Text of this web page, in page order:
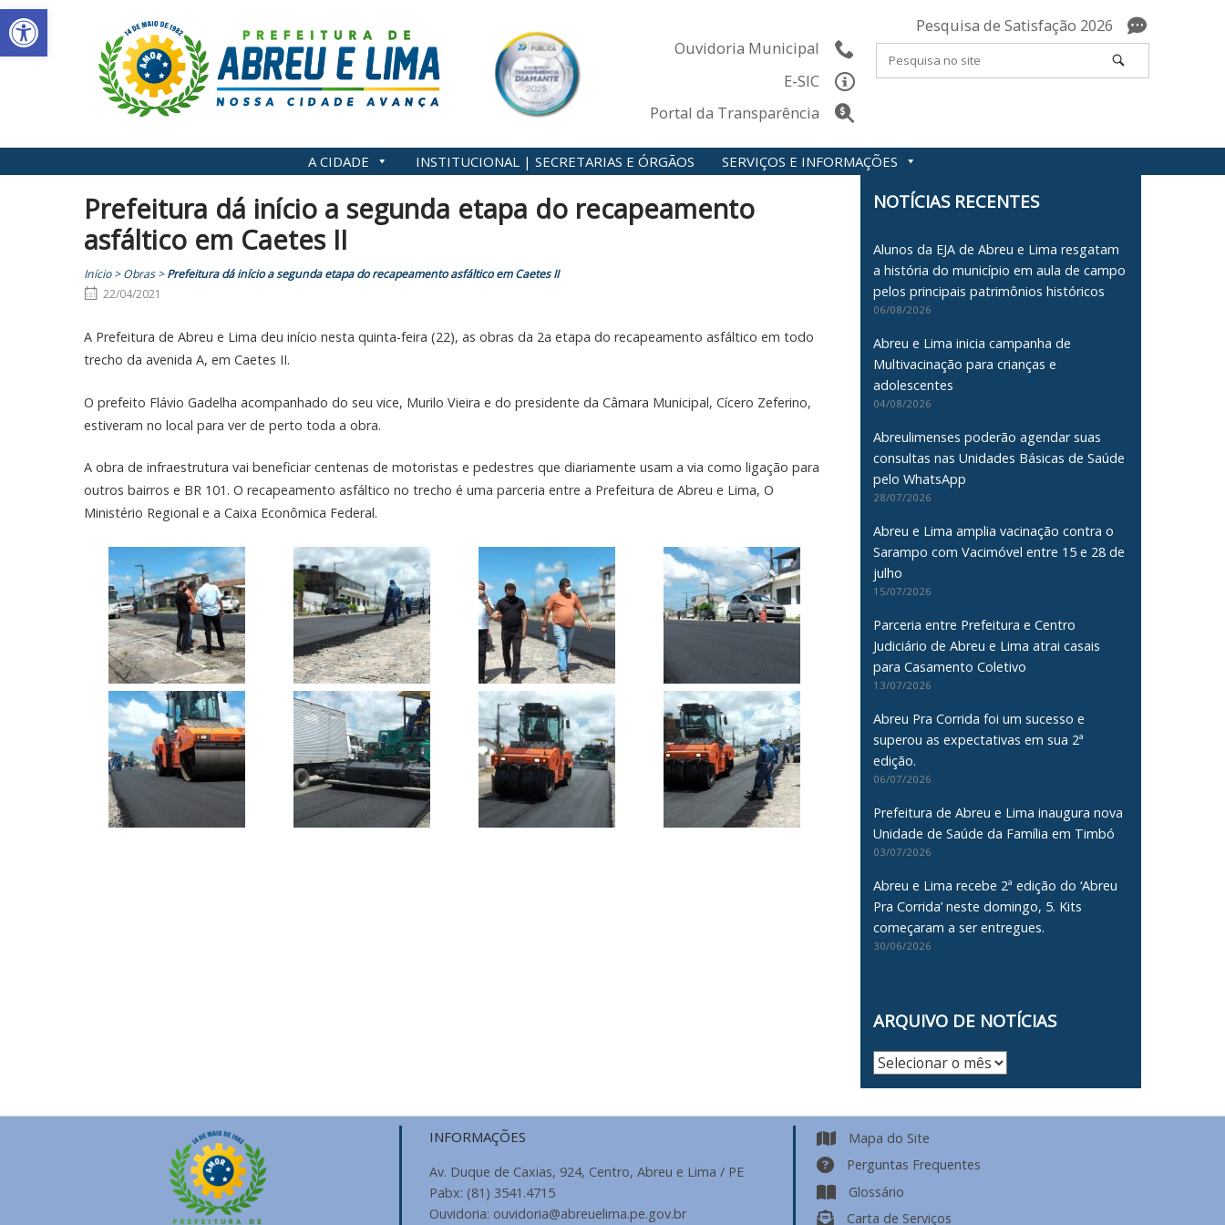
Abrir a barra de ferramentas
Skip
to
content
Ouvidoria Municipal
E-SIC
Portal da Transparência
Pesquisa de Satisfação 2026
A CIDADE INSTITUCIONAL | SECRETARIAS E ÓRGÃOS SERVIÇOS E INFORMAÇÕES
Prefeitura dá início a segunda etapa do recapeamento
asfáltico em Caetes II
Início>Obras>Prefeitura dá início a segunda etapa do recapeamento asfáltico em Caetes II
22/04/2021
A Prefeitura de Abreu e Lima deu início nesta quinta-feira (22), as obras da 2a etapa do recapeamento asfáltico em todo
trecho da avenida A, em Caetes II.
O prefeito Flávio Gadelha acompanhado do seu vice, Murilo Vieira e do presidente da Câmara Municipal, Cícero Zeferino,
estiveram no local para ver de perto toda a obra.
A obra de infraestrutura vai beneficiar centenas de motoristas e pedestres que diariamente usam a via como ligação para
outros bairros e BR 101. O recapeamento asfáltico no trecho é uma parceria entre a Prefeitura de Abreu e Lima, O
Ministério Regional e a Caixa Econômica Federal.
NOTÍCIAS RECENTES
Alunos da EJA de Abreu e Lima resgatam
a história do município em aula de campo
pelos principais patrimônios históricos
06/08/2026
Abreu e Lima inicia campanha de
Multivacinação para crianças e
adolescentes
04/08/2026
Abreulimenses poderão agendar suas
consultas nas Unidades Básicas de Saúde
pelo WhatsApp
28/07/2026
Abreu e Lima amplia vacinação contra o
Sarampo com Vacimóvel entre 15 e 28 de
julho
15/07/2026
Parceria entre Prefeitura e Centro
Judiciário de Abreu e Lima atrai casais
para Casamento Coletivo
13/07/2026
Abreu Pra Corrida foi um sucesso e
superou as expectativas em sua 2ª
edição.
06/07/2026
Prefeitura de Abreu e Lima inaugura nova
Unidade de Saúde da Família em Timbó
03/07/2026
Abreu e Lima recebe 2ª edição do ‘Abreu
Pra Corrida’ neste domingo, 5. Kits
começaram a ser entregues.
30/06/2026
ARQUIVO DE NOTÍCIAS
Arquivo
INFORMAÇÕES
Av. Duque de Caxias, 924, Centro, Abreu e Lima / PE
Pabx: (81) 3541.4715
Ouvidoria: ouvidoria@abreuelima.pe.gov.br
Mapa do Site
Perguntas Frequentes
Glossário
Carta de Serviços